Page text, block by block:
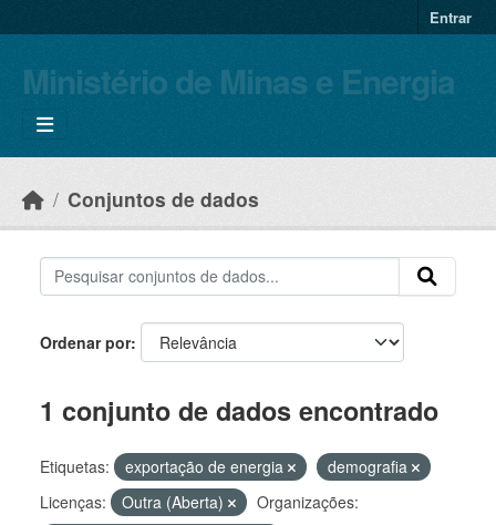
Entrar
Ministério de Minas e Energia
Conjuntos de dados
Ordenar por
1 conjunto de dados encontrado
Etiquetas: exportação de energia
demografia
Licenças:
Outra (Aberta)
Organizações: